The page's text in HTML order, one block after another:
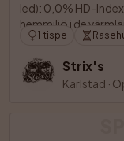
led): 0,0% HD-
hemmiljö i de
1 tispe
Strix's
Karlstad ·